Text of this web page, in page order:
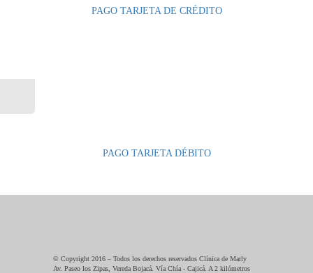
PAGO TARJETA DE CRÉDITO
PAGO TARJETA DÉBITO
© Copyright 2016 – Todos los derechos reservados Clínica de Marly
Av. Paseo los Zipas, Vereda Bojacá. Vía Chía - Cajicá. A 2 kilómetros